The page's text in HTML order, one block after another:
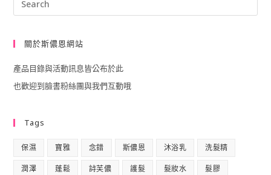
關於斯儂恩網站
產品目錄與活動訊息皆公布於此
也歡迎到臉書粉絲團與我們互動哦
Tags
保濕 寶雅 念錯 斯儂恩 沐浴乳 洗髮精
潤澤 蓬鬆 詩芙儂 護髮 髮妝水 髮膠